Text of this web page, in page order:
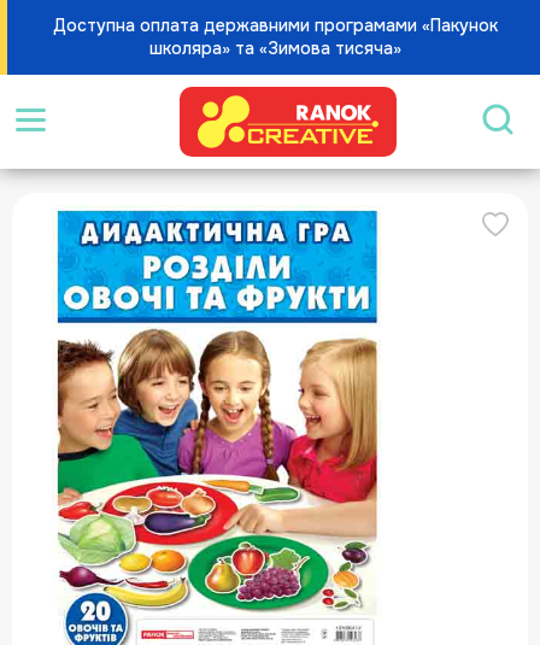
Доступна оплата державними програмами «Пакунок
школяра» та «Зимова тисяча»